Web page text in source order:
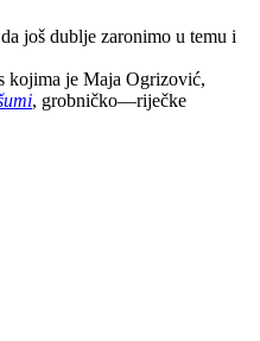
još dublje zaronimo u temu i
kojima je Maja Ogrizović,
, grobničko—riječke